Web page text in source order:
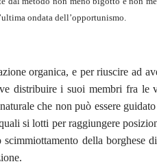
ondata dell’opportunismo.
organica, e per riuscire ad
distribuire i suoi membri fra le
che non può essere
si lotti per raggiungere
della borghese